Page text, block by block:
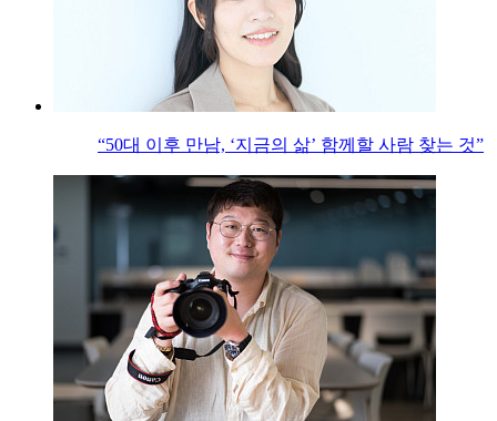
“50대 이후 만남, ‘지금의 삶’ 함께할 사람 찾는 것”